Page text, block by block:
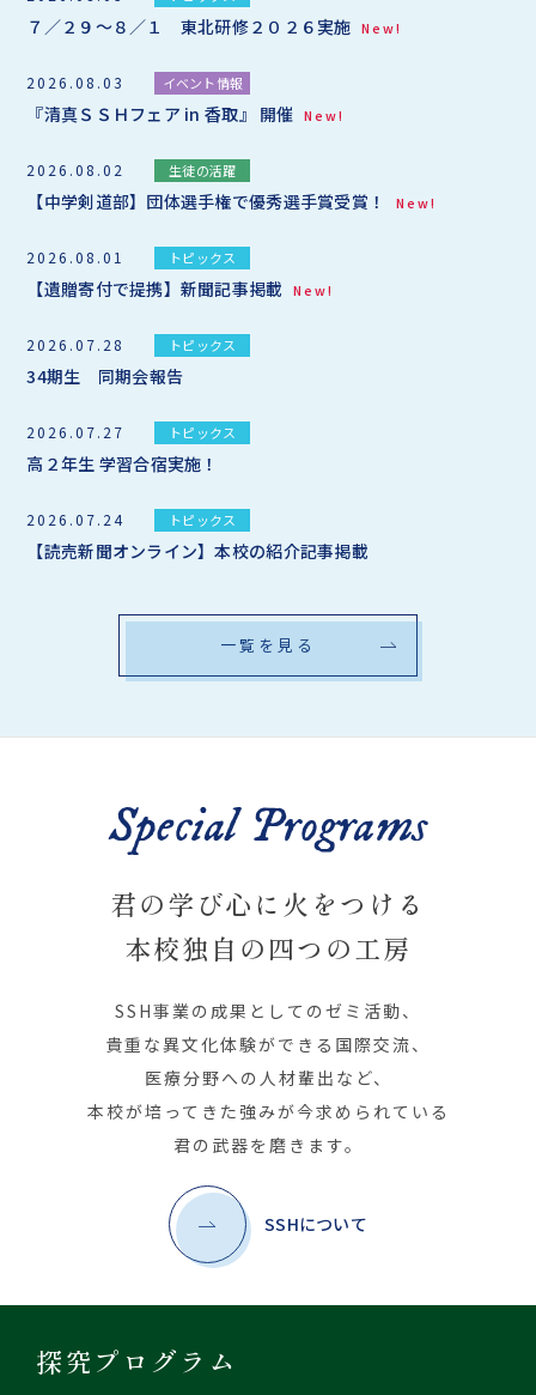
７／２９～８／１ 東北研修２０２６実施 New!
2026.08.03 イベント情報
『清真ＳＳＨフェア in 香取』 開催 New!
2026.08.02 生徒の活躍
【中学剣道部】団体選手権で優秀選手賞受賞！ New!
2026.08.01 トピックス
【遺贈寄付で提携】新聞記事掲載 New!
2026.07.28 トピックス
34期生 同期会報告
2026.07.27 トピックス
高２年生 学習合宿実施！
2026.07.24 トピックス
【読売新聞オンライン】本校の紹介記事掲載
一覧を見る
Special Programs
君の学び心に火をつける
本校独自の四つの工房
SSH事業の成果としてのゼミ活動、
貴重な異文化体験ができる国際交流、
医療分野への人材輩出など、
本校が培ってきた強みが今求められている
君の武器を磨きます。
SSHについて
探究プログラム